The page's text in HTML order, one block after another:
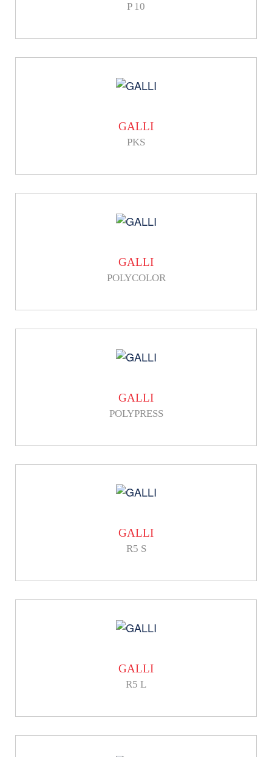
P 10
GALLI
PKS
GALLI
POLYCOLOR
GALLI
POLYPRESS
GALLI
R5 S
GALLI
R5 L